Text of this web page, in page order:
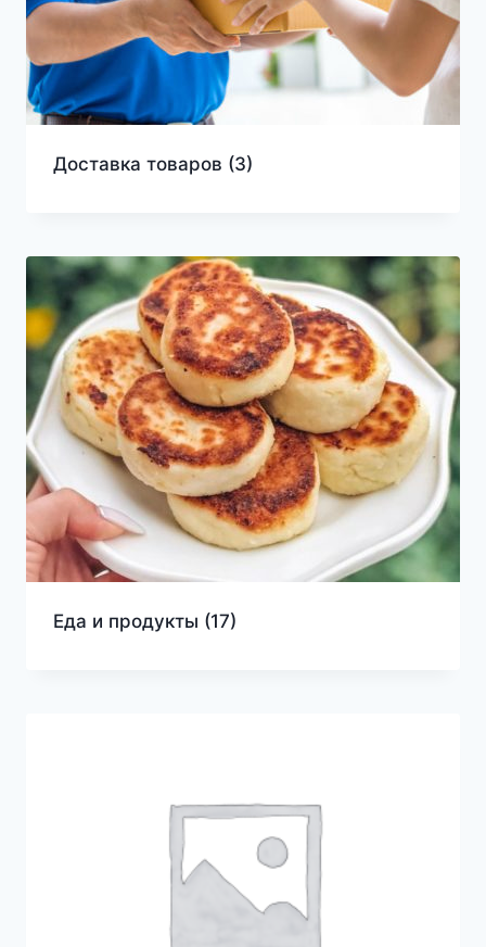
Доставка товаров (3)
Еда и продукты (17)